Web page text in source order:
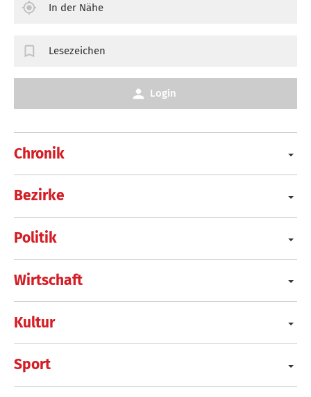
Chronik
Bezirke
Politik
Wirtschaft
Kultur
Sport
In der Nähe
Lesezeichen
Login